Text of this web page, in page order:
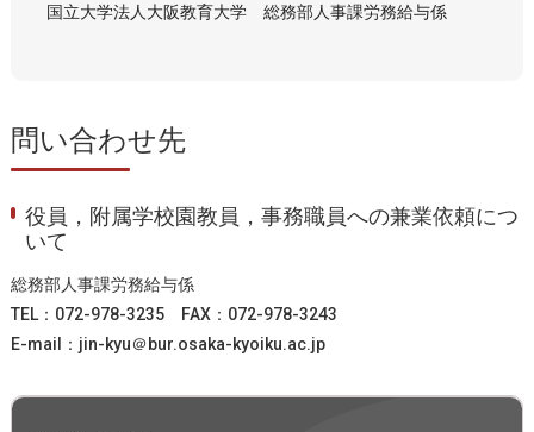
国立大学法人大阪教育大学 総務部人事課労務給与係
問い合わせ先
役員，附属学校園教員，事務職員への兼業依頼につ
いて
総務部人事課労務給与係
TEL：072-978-3235 FAX：072-978-3243
E-mail：jin-kyu＠bur.osaka-kyoiku.ac.jp